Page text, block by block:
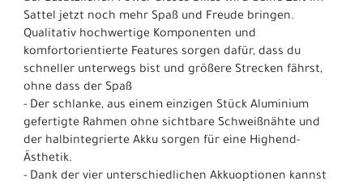
Sattel jetzt noch mehr Spaß und Freude bringen.
Qualitativ hochwertige Komponenten und
komfortorientierte Features sorgen dafür, dass du
schneller unterwegs bist und größere Strecken fährst,
ohne dass der Spaß
- Der schlanke, aus einem einzigen Stück Aluminium
gefertigte Rahmen ohne sichtbare Schweißnähte und
der halbintegrierte Akku sorgen für eine Highend-
Ästhetik.
- Dank der vier unterschiedlichen Akkuoptionen kannst